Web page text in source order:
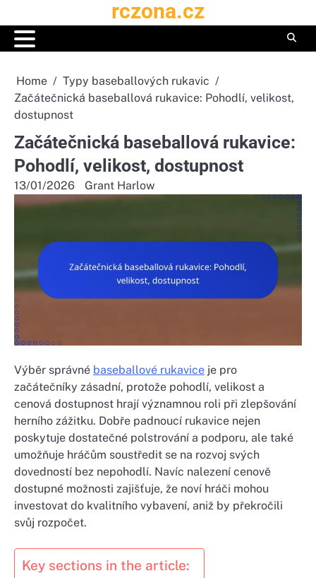
to
content
rczona.cz
Home
Typy baseballových rukavic
Začátečnická baseballová rukavice: Pohodlí, velikost,
dostupnost
Začátečnická baseballová rukavice:
Pohodlí, velikost, dostupnost
13/01/2026 Grant Harlow
Výběr správné baseballové rukavice je pro
začátečníky zásadní, protože pohodlí, velikost a
cenová dostupnost hrají významnou roli při zlepšování
herního zážitku. Dobře padnoucí rukavice nejen
poskytuje dostatečné polstrování a podporu, ale také
umožňuje hráčům soustředit se na rozvoj svých
dovedností bez nepohodlí. Navíc nalezení cenově
dostupné možnosti zajišťuje, že noví hráči mohou
investovat do kvalitního vybavení, aniž by překročili
svůj rozpočet.
Key sections in the article: